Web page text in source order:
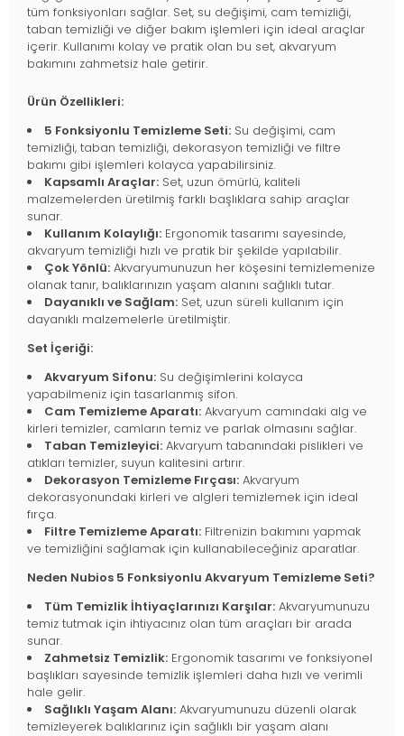
tüm fonksiyonları sağlar. Set, su değişimi, cam temizliği,
taban temizliği ve diğer bakım işlemleri için ideal araçlar
içerir. Kullanımı kolay ve pratik olan bu set, akvaryum
bakımını zahmetsiz hale getirir.
Ürün Özellikleri:
5 Fonksiyonlu Temizleme Seti: Su değişimi, cam
temizliği, taban temizliği, dekorasyon temizliği ve filtre
bakımı gibi işlemleri kolayca yapabilirsiniz.
Kapsamlı Araçlar: Set, uzun ömürlü, kaliteli
malzemelerden üretilmiş farklı başlıklara sahip araçlar
sunar.
Kullanım Kolaylığı: Ergonomik tasarımı sayesinde,
akvaryum temizliği hızlı ve pratik bir şekilde yapılabilir.
Çok Yönlü: Akvaryumunuzun her köşesini temizlemenize
olanak tanır, balıklarınızın yaşam alanını sağlıklı tutar.
Dayanıklı ve Sağlam: Set, uzun süreli kullanım için
dayanıklı malzemelerle üretilmiştir.
Set İçeriği:
Akvaryum Sifonu: Su değişimlerini kolayca
yapabilmeniz için tasarlanmış sifon.
Cam Temizleme Aparatı: Akvaryum camındaki alg ve
kirleri temizler, camların temiz ve parlak olmasını sağlar.
Taban Temizleyici: Akvaryum tabanındaki pislikleri ve
atıkları temizler, suyun kalitesini artırır.
Dekorasyon Temizleme Fırçası: Akvaryum
dekorasyonundaki kirleri ve algleri temizlemek için ideal
fırça.
Filtre Temizleme Aparatı: Filtrenizin bakımını yapmak
ve temizliğini sağlamak için kullanabileceğiniz aparatlar.
Neden Nubios 5 Fonksiyonlu Akvaryum Temizleme Seti?
Tüm Temizlik İhtiyaçlarınızı Karşılar: Akvaryumunuzu
temiz tutmak için ihtiyacınız olan tüm araçları bir arada
sunar.
Zahmetsiz Temizlik: Ergonomik tasarımı ve fonksiyonel
başlıkları sayesinde temizlik işlemleri daha hızlı ve verimli
hale gelir.
Sağlıklı Yaşam Alanı: Akvaryumunuzu düzenli olarak
temizleyerek balıklarınız için sağlıklı bir yaşam alanı